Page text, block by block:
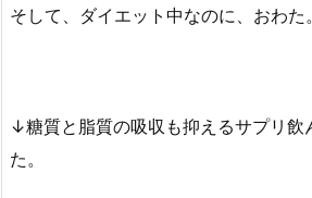
そして、ダイエット中なのに、おわた。
↓糖質と脂質の吸収も抑えるサプリ飲
た。